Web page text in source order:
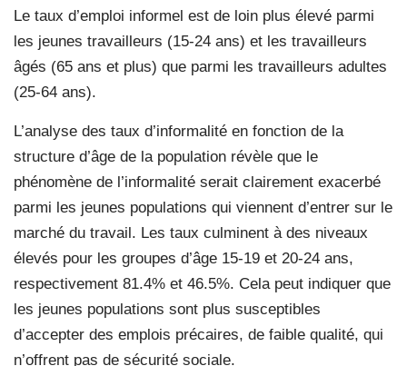
Le taux d’emploi informel est de loin plus élevé parmi
les jeunes travailleurs (15-24 ans) et les travailleurs
âgés (65 ans et plus) que parmi les travailleurs adultes
(25-64 ans).
L’analyse des taux d’informalité en fonction de la
structure d’âge de la population révèle que le
phénomène de l’informalité serait clairement exacerbé
parmi les jeunes populations qui viennent d’entrer sur le
marché du travail. Les taux culminent à des niveaux
élevés pour les groupes d’âge 15-19 et 20-24 ans,
respectivement 81.4% et 46.5%. Cela peut indiquer que
les jeunes populations sont plus susceptibles
d’accepter des emplois précaires, de faible qualité, qui
n’offrent pas de sécurité sociale.